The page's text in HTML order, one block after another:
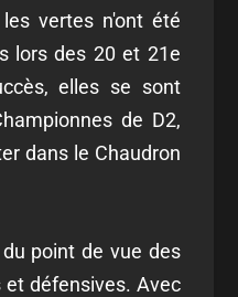
vertes n'ont été
lors des 20 et 21e
elles se sont
de D2,
dans le Chaudron
point de vue des
défensives. Avec